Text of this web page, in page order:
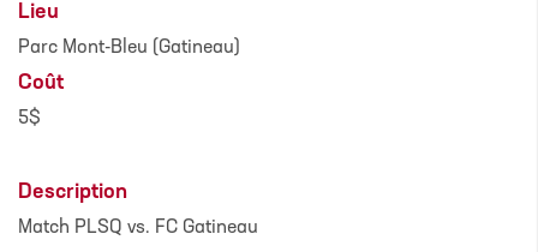
Lieu
Parc Mont-Bleu (Gatineau)
Coût
5$
Description
Match PLSQ vs. FC Gatineau